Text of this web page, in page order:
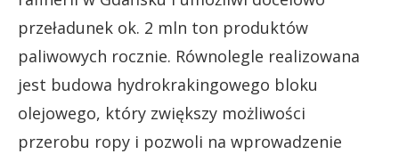
przeładunek ok. 2 mln ton produktów
paliwowych rocznie. Równolegle realizowana
jest budowa hydrokrakingowego bloku
olejowego, który zwiększy możliwości
przerobu ropy i pozwoli na wprowadzenie